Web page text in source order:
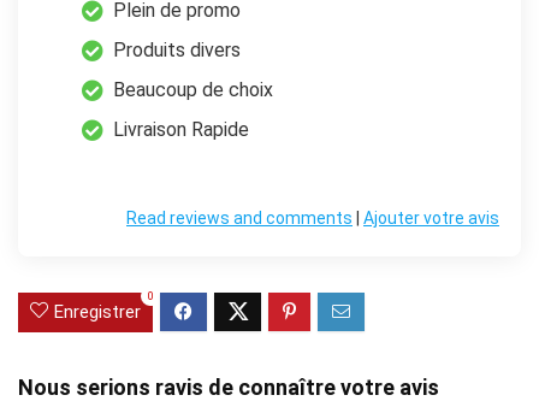
Plein de promo
Produits divers
Beaucoup de choix
Livraison Rapide
Ajouter votre avis
Read reviews and comments
Enregistrer
0
Nous serions ravis de connaître votre avis